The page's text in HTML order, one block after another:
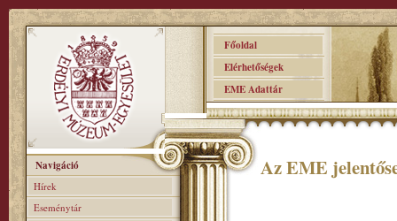
Főoldal
Elérhetőségek
EME Adattár
Navigáció
Hírek
Eseménytár
Az EME